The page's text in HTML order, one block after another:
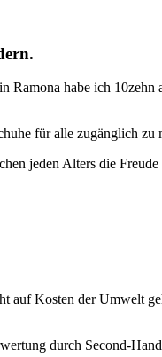
habe ich
für alle zugänglich zu
jeden Alters die
Kosten der Umwelt
durch Second-